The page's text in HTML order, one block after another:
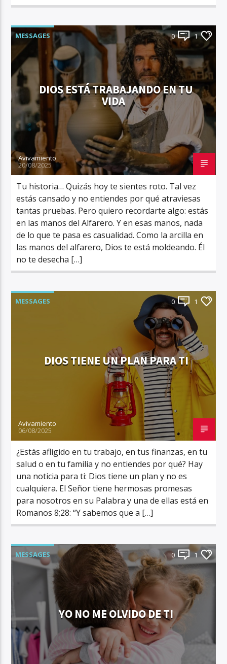
MESSAGES 0 1
DIOS ESTÁ TRABAJANDO EN TU
VIDA
Avivamiento
20/08/2025
Tu historia… Quizás hoy te sientes roto. Tal vez
estás cansado y no entiendes por qué atraviesas
tantas pruebas. Pero quiero recordarte algo: estás
en las manos del Alfarero. Y en esas manos, nada
de lo que te pasa es casualidad. Como la arcilla en
las manos del alfarero, Dios te está moldeando. Él
no te desecha […]
MESSAGES 0 1
DIOS TIENE UN PLAN PARA TI
Avivamiento
06/08/2025
¿Estás afligido en tu trabajo, en tus finanzas, en tu
salud o en tu familia y no entiendes por qué? Hay
una noticia para ti: Dios tiene un plan y no es
cualquiera. El Señor tiene hermosas promesas
para nosotros en su Palabra y una de ellas está en
Romanos 8;28: “Y sabemos que a […]
MESSAGES 0 1
YO NO ME OLVIDO DE TI